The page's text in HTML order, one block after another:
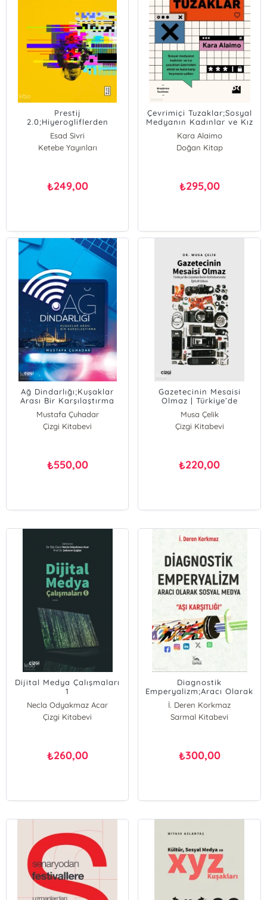
Prestij
2.0;Hiyerogliflerden
Captionlara Dijitalleşen
İletişim
Esad Sivri
Ketebe Yayınları
₺249,00
Çevrimiçi Tuzaklar;Sosyal
Medyanın Kadınlar ve Kız
Çocukları Üzerindeki
Etkisi ve Buna Karşı
Koymanın Yolları
Kara Alaimo
Doğan Kitap
₺295,00
Ağ Dindarlığı;Kuşaklar
Arası Bir Karşılaştırma
Mustafa Çuhadar
Çizgi Kitabevi
₺550,00
Gazetecinin Mesaisi
Olmaz | Türkiye’de
Gazetecilerin
İstihdamında İşkur Etkisi
Musa Çelik
Çizgi Kitabevi
₺220,00
Dijital Medya Çalışmaları
1
Necla Odyakmaz Acar
Şebnem Çağlar
Çizgi Kitabevi
₺260,00
Diagnostik
Emperyalizm;Aracı Olarak
Sosyal Medya - ""Aşı
Karşıtlığı"
İ. Deren Korkmaz
Sarmal Kitabevi
₺300,00